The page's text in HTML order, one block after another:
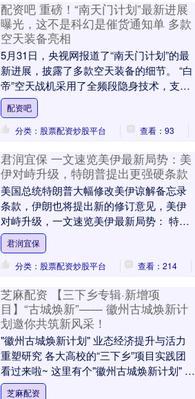
配资吧 重磅！“南天门计划”最新进展
曝光，这不是科幻是催货通知单 多款
空天装备亮相
5月31日，央视网报道了“南天门计划”的最
新进展，披露了多款空天装备的细节。 “白
帝”空天战机采用了全频段隐身技术，支持
有人无人模式自由切换，并配备了可变翼
结构....
配资吧
分类：股票配资炒股平台
查看：93
君润宜保 一文速览美伊最新局势：美
伊对峙升级，特朗普提出更强硬条款
美国总统特朗普大幅修改美伊谅解备忘录
条款，伊朗也将提出新的修订意见，美伊
对峙升级，一文速览美伊最新局势： 特朗
普提出更强硬条款 试图施压伊朗加快谈判
进程 当地时....
君润宜保
分类：股票配资炒股平台
查看：214
芝麻配资 【三下乡专辑·新增项
目】“古城焕新”—— 徽州古城焕新计
划邀你共筑新风采！
"徽州古城焕新计划" 业态经济提升与活力
重塑研究 各大高校的“三下乡”项目实践团
看过来啦~ 这里有个"徽州古城焕新计划" 诚
挚邀您一同助力！ 如果你想成为“古城....
芝麻配资